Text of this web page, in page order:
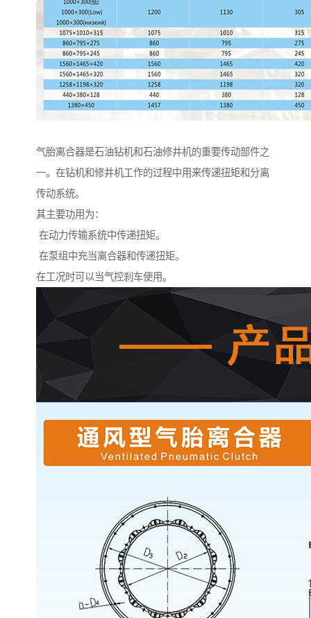
气胎离合器是石油钻机和石油修井机的重要传动部件之
一。在钻机和修井机工作的过程中用来传递扭矩和分离
传动系统。
其主要功用为：
在动力传输系统中传递扭矩。
在泵组中充当离合器和传递扭矩。
在工况时可以当气控刹车使用。